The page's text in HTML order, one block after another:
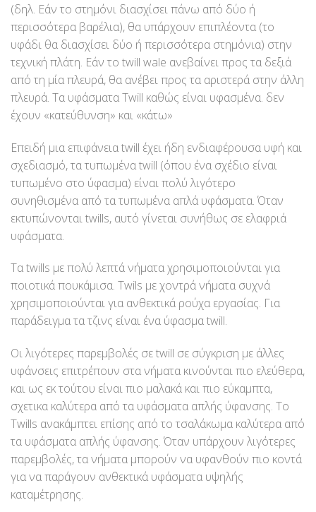
(δηλ. Εάν το στημόνι διασχίσει πάνω από δύο ή
περισσότερα βαρέλια), θα υπάρχουν επιπλέοντα (το
υφάδι θα διασχίσει δύο ή περισσότερα στημόνια) στην
τεχνική πλάτη. Εάν το twill wale ανεβαίνει προς τα δεξιά
από τη μία πλευρά, θα ανέβει προς τα αριστερά στην άλλη
πλευρά. Τα υφάσματα Twill καθώς είναι υφασμένα. δεν
έχουν «κατεύθυνση» και «κάτω»
Επειδή μια επιφάνεια twill έχει ήδη ενδιαφέρουσα υφή και
σχεδιασμό, τα τυπωμένα twill (όπου ένα σχέδιο είναι
τυπωμένο στο ύφασμα) είναι πολύ λιγότερο
συνηθισμένα από τα τυπωμένα απλά υφάσματα. Όταν
εκτυπώνονται twills, αυτό γίνεται συνήθως σε ελαφριά
υφάσματα.
Τα twills με πολύ λεπτά νήματα χρησιμοποιούνται για
ποιοτικά πουκάμισα. Twils με χοντρά νήματα συχνά
χρησιμοποιούνται για ανθεκτικά ρούχα εργασίας. Για
παράδειγμα τα τζινς είναι ένα ύφασμα twill.
Οι λιγότερες παρεμβολές σε twill σε σύγκριση με άλλες
υφάνσεις επιτρέπουν στα νήματα κινούνται πιο ελεύθερα,
και ως εκ τούτου είναι πιο μαλακά και πιο εύκαμπτα,
σχετικα καλύτερα από τα υφάσματα απλής ύφανσης. Το
Twills ανακάμπτει επίσης από το τσαλάκωμα καλύτερα από
τα υφάσματα απλής ύφανσης. Όταν υπάρχουν λιγότερες
παρεμβολές, τα νήματα μπορούν να υφανθούν πιο κοντά
για να παράγουν ανθεκτικά υφάσματα υψηλής
καταμέτρησης.